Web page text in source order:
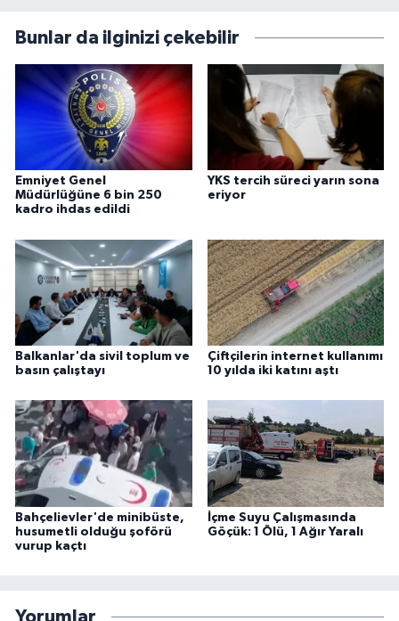
Bunlar da ilginizi çekebilir
Emniyet Genel
Müdürlüğüne 6 bin 250
kadro ihdas edildi
YKS tercih süreci yarın sona
eriyor
Balkanlar'da sivil toplum ve
basın çalıştayı
Çiftçilerin internet kullanımı
10 yılda iki katını aştı
Bahçelievler'de minibüste,
husumetli olduğu şoförü
vurup kaçtı
İçme Suyu Çalışmasında
Göçük: 1 Ölü, 1 Ağır Yaralı